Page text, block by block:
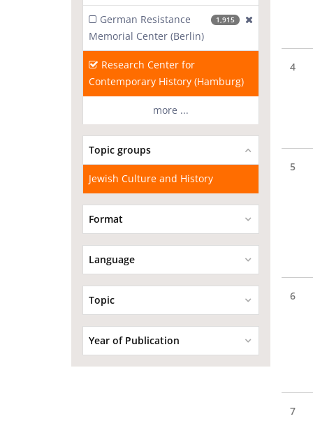
4
5
6
7
German Resistance
Memorial Center (Berlin)
1,915
Research Center for
Contemporary History (Hamburg)
more ...
Topic groups
Jewish Culture and History
Format
Language
Topic
Year of Publication